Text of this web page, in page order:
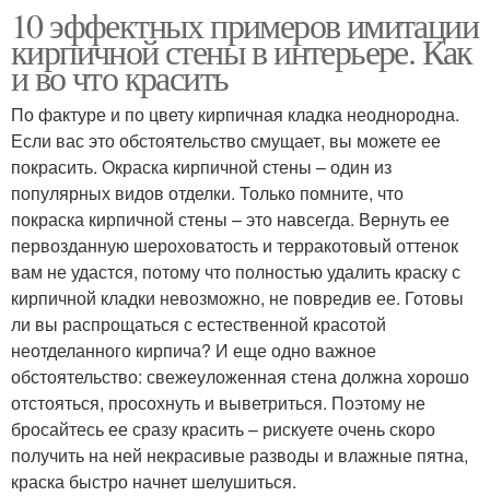
10 эффектных примеров имитации
кирпичной стены в интерьере. Как
и во что красить
По фактуре и по цвету кирпичная кладка неоднородна.
Если вас это обстоятельство смущает, вы можете ее
покрасить. Окраска кирпичной стены – один из
популярных видов отделки. Только помните, что
покраска кирпичной стены – это навсегда. Вернуть ее
первозданную шероховатость и терракотовый оттенок
вам не удастся, потому что полностью удалить краску с
кирпичной кладки невозможно, не повредив ее. Готовы
ли вы распрощаться с естественной красотой
неотделанного кирпича? И еще одно важное
обстоятельство: свежеуложенная стена должна хорошо
отстояться, просохнуть и выветриться. Поэтому не
бросайтесь ее сразу красить – рискуете очень скоро
получить на ней некрасивые разводы и влажные пятна,
краска быстро начнет шелушиться.